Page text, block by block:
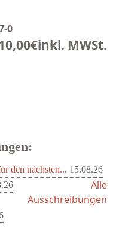
0
inkl. MWSt.
den nächsten... 15.08.26
Alle
Ausschreibungen